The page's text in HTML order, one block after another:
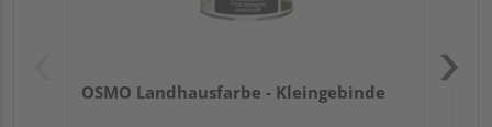
OSMO Landhausfarbe - Kleingebinde